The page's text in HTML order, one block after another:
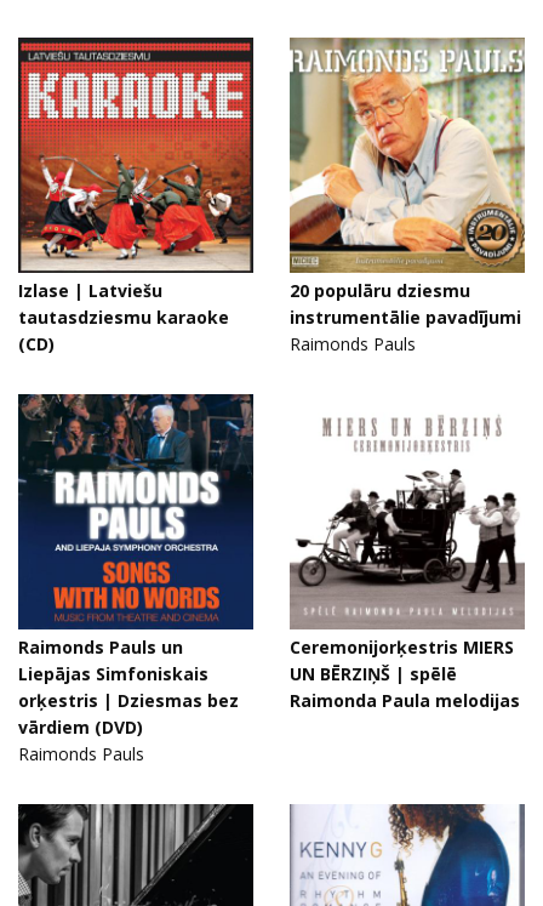
Izlase | Latviešu
tautasdziesmu karaoke
(CD)
20 populāru dziesmu
instrumentālie pavadījumi
Raimonds Pauls
Raimonds Pauls un
Liepājas Simfoniskais
orķestris | Dziesmas bez
vārdiem (DVD)
Raimonds Pauls
Ceremonijorķestris MIERS
UN BĒRZIŅŠ | spēlē
Raimonda Paula melodijas